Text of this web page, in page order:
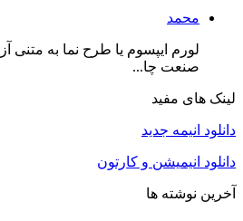
محمد
لورم ایپسوم یا طرح‌ نما به متنی
صنعت چا...
لینک های مفید
دانلود انیمه جدید
دانلود انیمیشن و کارتون
آخرین نوشته ها